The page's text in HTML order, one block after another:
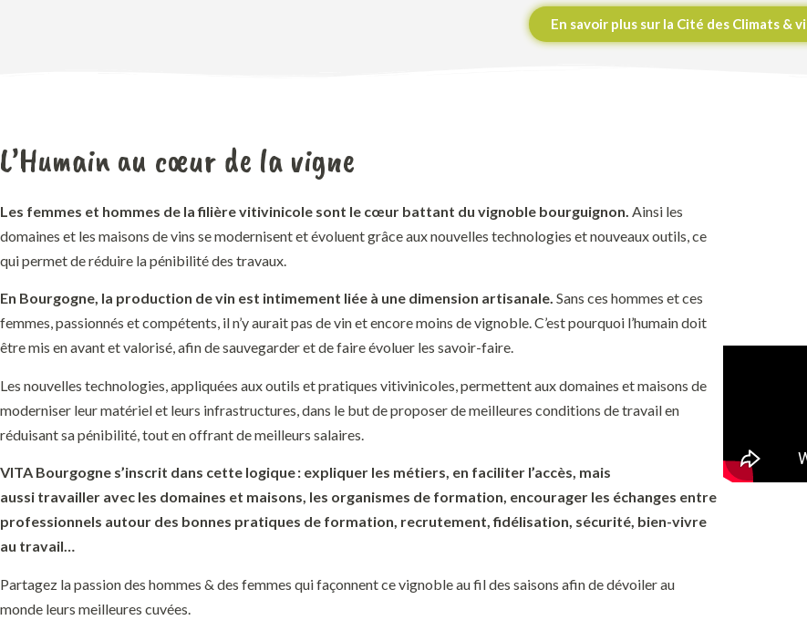
En savoir plus sur la Cité des Climats &
L’Humain au cœur de la vigne
Les femmes et hommes de la filière vitivinicole sont le cœur battant du vignoble bourguignon. Ainsi les
domaines et les maisons de vins se modernisent et évoluent grâce aux nouvelles technologies et nouveaux outils, ce
qui permet de réduire la pénibilité des travaux.
En Bourgogne, la production de vin est intimement liée à une dimension artisanale. Sans ces hommes et ces
femmes, passionnés et compétents, il n’y aurait pas de vin et encore moins de vignoble. C’est pourquoi l’humain doit
être mis en avant et valorisé, afin de sauvegarder et de faire évoluer les savoir-faire.
Les nouvelles technologies, appliquées aux outils et pratiques vitivinicoles, permettent aux domaines et maisons de
moderniser leur matériel et leurs infrastructures, dans le but de proposer de meilleures conditions de travail en
réduisant sapénibilité, tout en offrantde meilleurs salaires.
VITA Bourgogne s’inscrit dans cette logique : expliquer les métiers, en faciliter l’accès, mais
aussi travailler avec les domaines et maisons, les organismes de formation, encourager les échanges entre
professionnels autour des bonnes pratiques de formation, recrutement, fidélisation, sécurité, bien-vivre
au travail…
Partagez la passion des hommes & des femmes qui façonnent ce vignobleau fil des saisons afin de dévoilerau
monde leurs meilleures cuvées.